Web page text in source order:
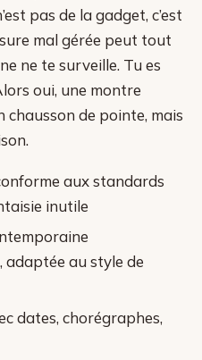
pas de la gadget, c’est
mal gérée peut tout
ne te surveille. Tu es
oui, une montre
chausson de pointe, mais
aux standards
inutile
au style de
dates, chorégraphes,